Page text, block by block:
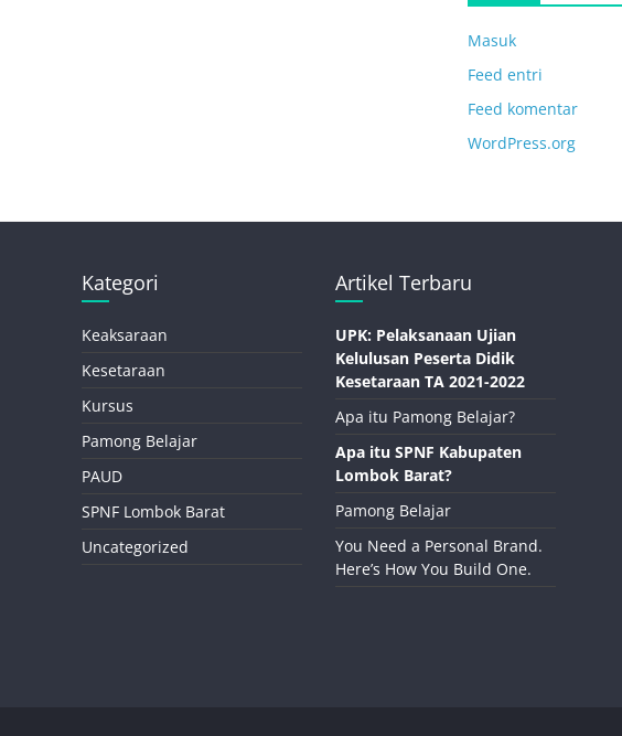
Masuk
Feed entri
Feed komentar
WordPress.org
Kategori
Keaksaraan
Kesetaraan
Kursus
Pamong Belajar
PAUD
SPNF Lombok Barat
Uncategorized
Artikel Terbaru
UPK: Pelaksanaan Ujian
Kelulusan Peserta Didik
Kesetaraan TA 2021-2022
Apa itu Pamong Belajar?
Apa itu SPNF Kabupaten
Lombok Barat?
Pamong Belajar
You Need a Personal Brand.
Here’s How You Build One.